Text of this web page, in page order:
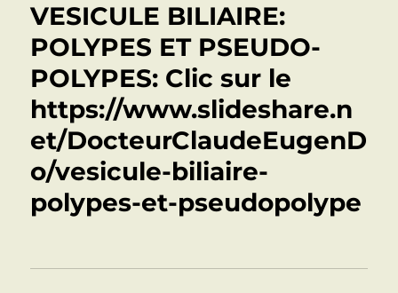
VESICULE BILIAIRE:
POLYPES ET PSEUDO-
POLYPES: Clic sur le
https://www.slideshare.n
et/DocteurClaudeEugenD
o/vesicule-biliaire-
polypes-et-pseudopolype